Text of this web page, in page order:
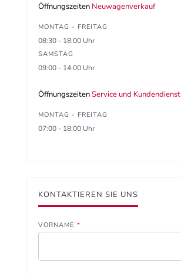
Öffnungszeiten Neuwagenverkauf
MONTAG - FREITAG
08:30 - 18:00 Uhr
SAMSTAG
09:00 - 14:00 Uhr
ÖffnungszeitenService und Kundendienst
MONTAG - FREITAG
07:00 - 18:00 Uhr
KONTAKTIEREN SIE UNS
VORNAME *